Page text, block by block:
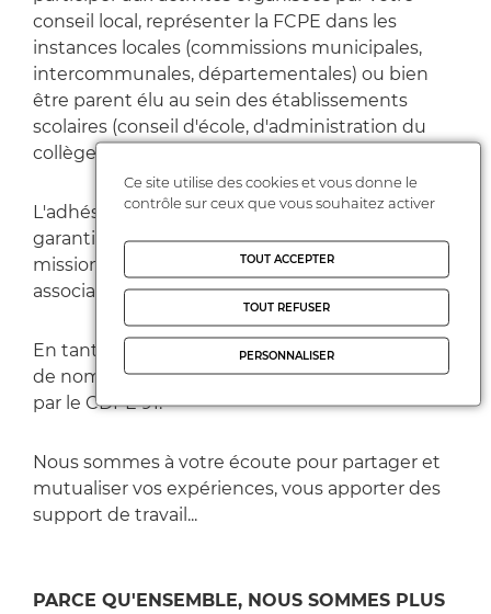
conseil local, représenter la FCPE dans les
instances locales (commissions municipales,
intercommunales, départementales) ou bien
être parent élu au sein des établissements
scolaires (conseil d'école, d'administration du
collège et lycée).
L'adhésion comprend une assurance qui vous
garantie une couverture dans le cadre de vos
missions de parents élus et bénévoles
associatifs.
En tant que parents adhérents vous disposez
de nombreux services proposés par la FCPE et
par le CDPE 91.
Nous sommes à votre écoute pour partager et
mutualiser vos expériences, vous apporter des
support de travail...
PARCE QU'ENSEMBLE, NOUS SOMMES PLUS
Ce site utilise des cookies et vous donne le
contrôle sur ceux que vous souhaitez activer
TOUT ACCEPTER
TOUT REFUSER
PERSONNALISER